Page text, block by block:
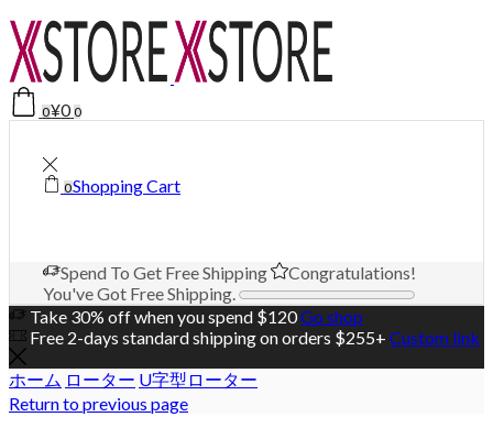
0¥0 0
0Shopping Cart
Spend To Get Free Shipping
Congratulations!
You've Got Free Shipping.
Take 30% off when you spend $120Go shop
Free 2-days standard shipping on orders $255+ Custom link
ホーム ローター U字型ローター
Return to previous page